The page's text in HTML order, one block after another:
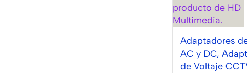
Adaptadores
AC y DC,
de Voltaje